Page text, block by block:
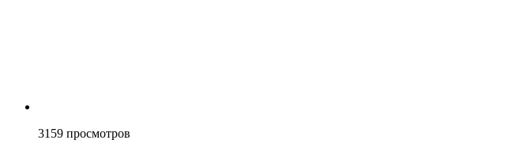
3159 просмотров